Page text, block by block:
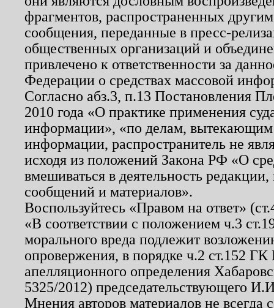
фрагментов, распространенных
сообщения, переданные в пресс-
общественных организаций и
привлечено к ответственности за
Федерации о средствах массовой
Согласно абз.3, п.13 Постановления
2010 года «О практике применения
информации», «по делам, вытекающим
информации, распространитель не
исходя из положений Закона РФ «О
вмешиваться в деятельность
сообщений и материалов».
Воспользуйтесь «Правом на ответ»
«В соответствии с положением ч.3
морального вреда подлежит
опровержения, в порядке ч.2 ст.152
апелляционного определения
5325/2012) председательствующего
Мнения авторов материалов не